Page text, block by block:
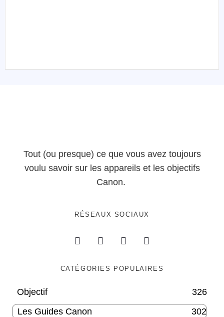
Tout (ou presque) ce que vous avez toujours
voulu savoir sur les appareils et les objectifs
Canon.
RÉSEAUX SOCIAUX
CATÉGORIES POPULAIRES
Objectif
326
Les Guides Canon
302